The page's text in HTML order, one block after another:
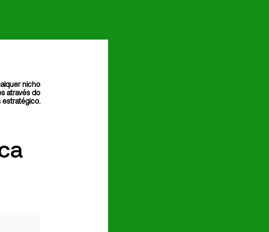
nicho
através do
estratégico.